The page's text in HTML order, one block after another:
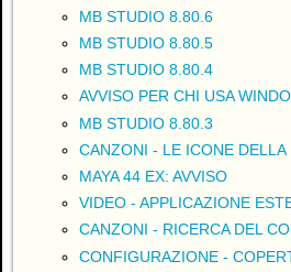
MB STUDIO 8.80.6
MB STUDIO 8.80.5
MB STUDIO 8.80.4
AVVISO PER CHI USA
MB STUDIO 8.80.3
CANZONI - LE ICONE DELLA
MAYA 44 EX: AVVISO
VIDEO - APPLICAZIONE
CANZONI - RICERCA DEL
CONFIGURAZIONE -